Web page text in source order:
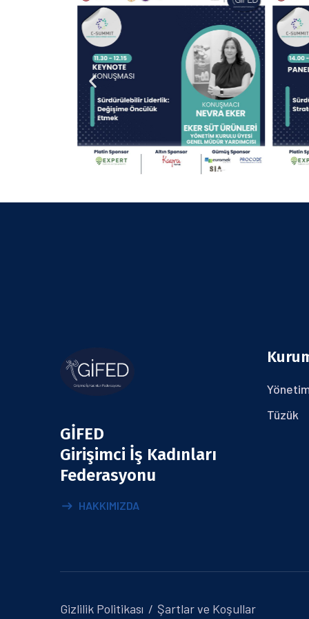
GİFED
Girişimci İş Kadınları
Federasyonu
HAKKIMIZDA
Tüzük
Gizlilik Politikası Şartlar ve Koşullar